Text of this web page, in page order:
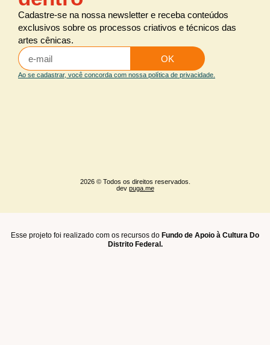
2026 © Todos os direitos reservados.
dev puga.me
Cadastre-se na nossa newsletter e receba conteúdos
exclusivos sobre os processos criativos e técnicos das
artes cênicas.
OK
Ao se cadastrar, você concorda com nossa política de privacidade.
Esse projeto foi realizado com os recursos do Fundo de Apoio à Cultura Do
Distrito Federal.